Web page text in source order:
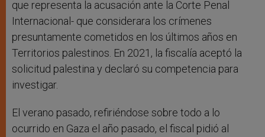
que representa la acusación ante la Corte Penal
Internacional- que considerara los crímenes
presuntamente cometidos en los últimos años en
Territorios palestinos. En 2021, la fiscalía aceptó la
solicitud palestina y declaró su competencia para
investigar.
El verano pasado, refiriéndose sobre todo a lo
ocurrido en Gaza el año pasado, el fiscal pidió al